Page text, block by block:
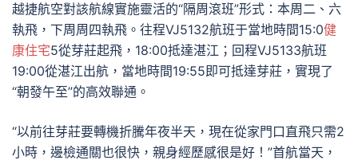
越捷航空對該航線實施靈活的“隔周滾班”形式：本周二、六
執飛，下周周四執飛。往程VJ5132航班于當地時間15:0健
康住宅5從芽莊起飛，18:00抵達湛江；回程VJ5133航班
19:00從湛江出航，當地時間19:55即可抵達芽莊，實現了
“朝發午至”的高效聯通。
“以前往芽莊要轉機折騰年夜半天，現在從家門口直飛只需2
小時，邊檢通關也很快，親身經歷感很是好！”首航當天，